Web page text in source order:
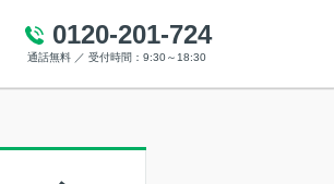
0120-201-724
通話無料 ／ 受付時間：9:30～18:30